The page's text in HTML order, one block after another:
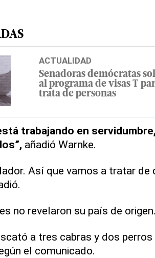
ACTUALIDAD
Senadoras demócratas
al programa de visas T
trata de personas
trabajando en
añadió Warnke.
Así que vamos a tratar de
no revelaron su país de origen.
a tres cabras y dos perros
el comunicado.